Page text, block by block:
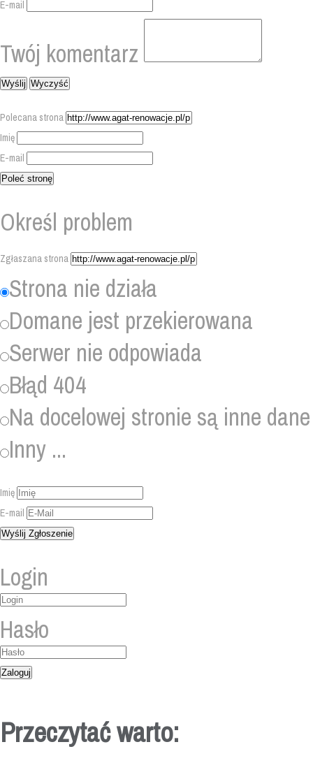
E-mail
Twój komentarz
Polecana strona
Imię
E-mail
Określ problem
Zgłaszana strona
Strona nie działa
Domane jest przekierowana
Serwer nie odpowiada
Błąd 404
Na docelowej stronie są inne dane
Inny ...
Imię
E-mail
Login
Hasło
Przeczytać warto: